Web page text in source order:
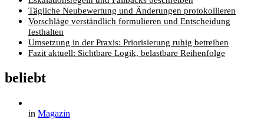
Tägliche Neubewertung und Änderungen protokollieren
Vorschläge verständlich formulieren und Entscheidung
festhalten
Umsetzung in der Praxis: Priorisierung ruhig betreiben
Fazit aktuell: Sichtbare Logik, belastbare Reihenfolge
beliebt
in Magazin